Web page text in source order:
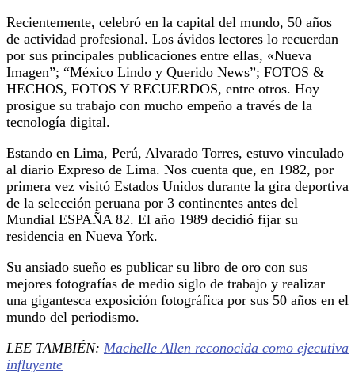
Recientemente, celebró en la capital del mundo, 50 años
de actividad profesional. Los ávidos lectores lo recuerdan
por sus principales publicaciones entre ellas, «Nueva
Imagen”; “México Lindo y Querido News”; FOTOS &
HECHOS, FOTOS Y RECUERDOS, entre otros. Hoy
prosigue su trabajo con mucho empeño a través de la
tecnología digital.
Estando en Lima, Perú, Alvarado Torres, estuvo vinculado
al diario Expreso de Lima. Nos cuenta que, en 1982, por
primera vez visitó Estados Unidos durante la gira deportiva
de la selección peruana por 3 continentes antes del
Mundial ESPAÑA 82. El año 1989 decidió fijar su
residencia en Nueva York.
Su ansiado sueño es publicar su libro de oro con sus
mejores fotografías de medio siglo de trabajo y realizar
una gigantesca exposición fotográfica por sus 50 años en el
mundo del periodismo.
LEE TAMBIÉN: Machelle Allen reconocida como ejecutiva
influyente